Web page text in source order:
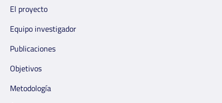
El proyecto
Equipo investigador
Publicaciones
Objetivos
Metodología